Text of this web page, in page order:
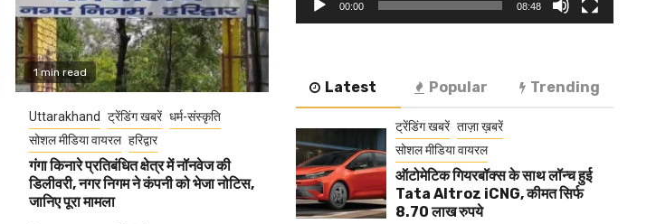
1 min read
Uttarakhand ट्रेंडिंग खबरें धर्म-संस्कृति
सोशल मीडिया वायरल हरिद्वार
गंगा किनारे प्रतिबंधित क्षेत्र में नॉनवेज की
डिलीवरी, नगर निगम ने कंपनी को भेजा नोटिस,
जानिए पूरा मामला
00:00 08:48
Latest Popular Trending
ट्रेंडिंग खबरें ताज़ा ख़बरें
सोशल मीडिया वायरल
ऑटोमेटिक गियरबॉक्स के साथ लॉन्च हुई
Tata Altroz iCNG, कीमत सिर्फ
8.70 लाख रुपये